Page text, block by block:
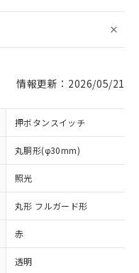
情報更新：2026/05/21
押ボタンスイッチ
丸胴形(φ30mm)
照光
丸形 フルガード形
赤
透明